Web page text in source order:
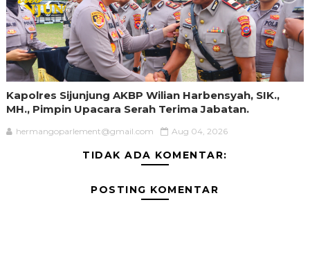
Kapolres Sijunjung AKBP Wilian Harbensyah, SIK.,
MH., Pimpin Upacara Serah Terima Jabatan.
hermangoparlement@gmail.com Aug 04, 2026
TIDAK ADA KOMENTAR:
POSTING KOMENTAR